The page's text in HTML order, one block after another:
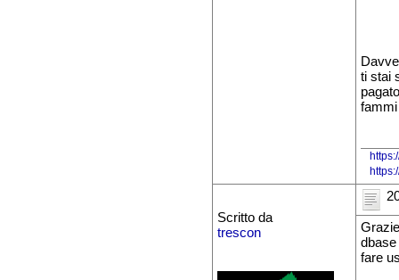
ti stai
Scritto da
trescon
dbase
fare